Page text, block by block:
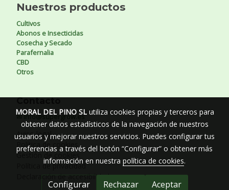
Nuestros productos
Cultivos
Abonos e Insecticidas
Cosecha y Secado
Parafernalia
CBD
Otros
Contacto
✉ info@supergrow.es
Aviso legal
Política de cookies
Gestión de cookies
Política de privacidad
Declaración de accesibilidad
MORAL DEL PINO SLutiliza cookies propias y terceros para
obtener datos estadísticos de la navegación de nuestros
usuarios y mejorar nuestros servicios. Puedes configurar tus
preferencias a través del botón “Configurar” o obtener más
información en nuestra política de cookies.
Configurar Rechazar Aceptar